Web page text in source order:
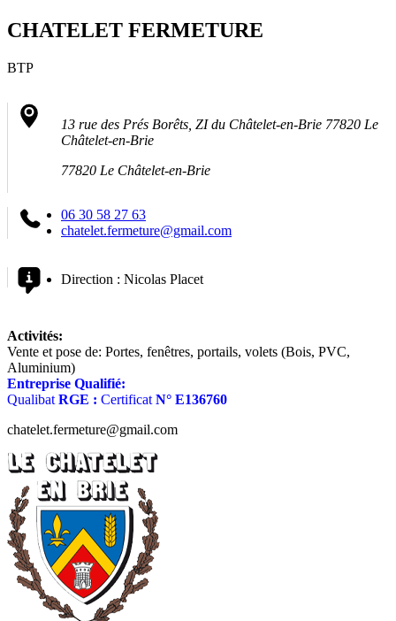
CHATELET FERMETURE
BTP
13 rue des Prés Borêts, ZI du Châtelet-en-Brie 77820 Le
Châtelet-en-Brie
77820 Le Châtelet-en-Brie
06 30 58 27 63
chatelet.fermeture@gmail.com
Direction : Nicolas Placet
Activités:
Vente et pose de: Portes, fenêtres, portails, volets (Bois, PVC,
Aluminium)
Entreprise Qualifié:
Qualibat RGE : Certificat N° E136760
chatelet.fermeture@gmail.com